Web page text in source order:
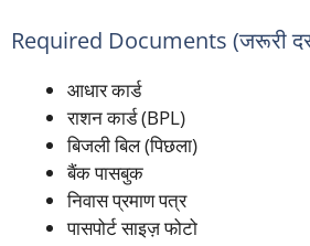
Required Documents (जरूरी
आधार कार्ड
राशन कार्ड (BPL)
बिजली बिल (पिछला)
बैंक पासबुक
निवास प्रमाण पत्र
पासपोर्ट साइज़ फोटो